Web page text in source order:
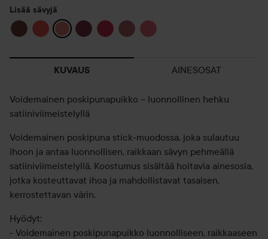
Lisää sävyjä
KUVAUS AINESOSAT
Voidemainen poskipunapuikko – luonnollinen hehku
satiiniviimeistelyllä
Voidemainen poskipuna stick-muodossa, joka sulautuu
ihoon ja antaa luonnollisen, raikkaan sävyn pehmeällä
satiiniviimeistelyllä. Koostumus sisältää hoitavia ainesosia,
jotka kosteuttavat ihoa ja mahdollistavat tasaisen,
kerrostettavan värin.
Hyödyt:
- Voidemainen poskipunapuikko luonnolliseen, raikkaaseen